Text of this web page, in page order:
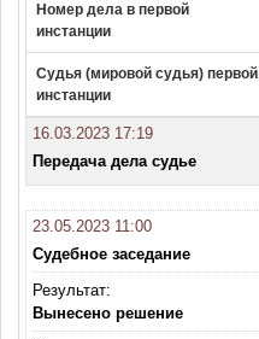
Номер дела в первой
инстанции
Судья (мировой судья) первой
инстанции
16.03.2023 17:19
Передача дела судье
23.05.2023 11:00
Судебное заседание
Результат:
Вынесено решение